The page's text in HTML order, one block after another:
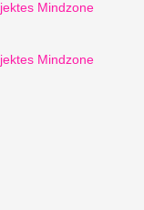
Mindzone
Mindzone